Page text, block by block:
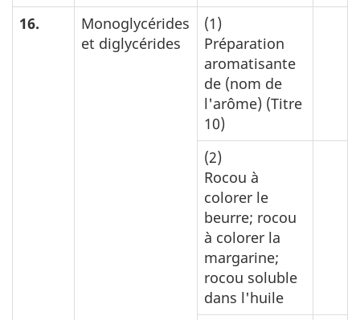
16.
Monoglycérides
et diglycérides
(1)
Préparation
aromatisante
de (nom de
l'arôme) (Titre
10)
(2)
Rocou à
colorer le
beurre; rocou
à colorer la
margarine;
rocou soluble
dans l'huile